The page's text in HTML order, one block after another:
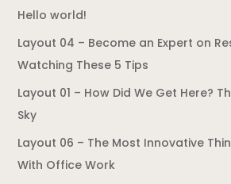
Hello world!
Layout 04 – Become an Expert on
Watching These 5 Tips
Layout 01 – How Did We Get Here?
Sky
Layout 06 – The Most Innovative
With Office Work